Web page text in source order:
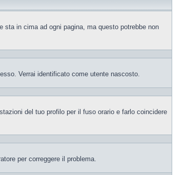
in cima ad ogni pagina, ma questo potrebbe non
Verrai identificato come utente nascosto.
del tuo profilo per il fuso orario e farlo coincidere
per correggere il problema.